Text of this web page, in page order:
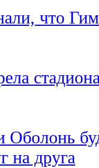
что
на друга